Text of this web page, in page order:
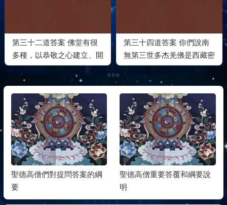
第三十二道答案 佛堂有很
多種，以恭敬之心建立、開
光，屬於普通佛堂
第三十四道答案 你們說南
無第三世多杰羌佛是西藏密
宗，這實在是錯誤的理解
聖德高僧們對提問答案的綱
要
聖德高僧重要答覆和綱要說
明